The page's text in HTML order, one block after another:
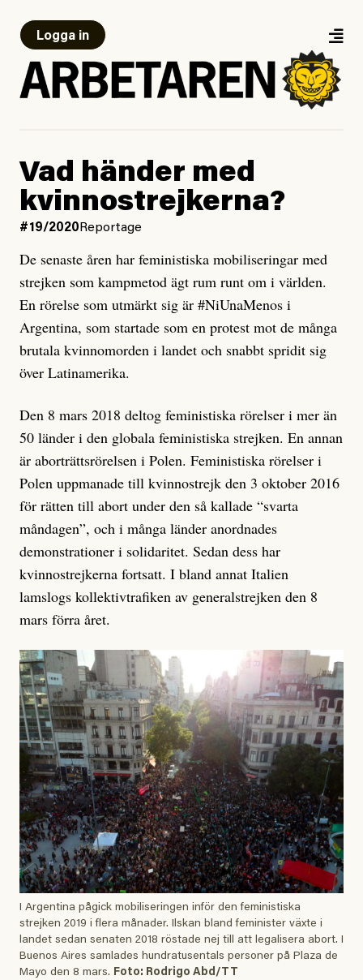
Logga in
Vad händer med
kvinnostrejkerna?
#19/2020Reportage
De senaste åren har feministiska mobiliseringar med
strejken som kampmetod ägt rum runt om i världen.
En rörelse som utmärkt sig är #NiUnaMenos i
Argentina, som startade som en protest mot de många
brutala kvinnomorden i landet och snabbt spridit sig
över Latinamerika.
Den 8 mars 2018 deltog feministiska rörelser i mer än
50 länder i den globala feministiska strejken. En annan
är aborträttsrörelsen i Polen. Feministiska rörelser i
Polen uppmanade till kvinnostrejk den 3 oktober 2016
för rätten till abort under den så kallade “svarta
måndagen”, och i många länder anordnades
demonstrationer i solidaritet. Sedan dess har
kvinnostrejkerna fortsatt. I bland annat Italien
lamslogs kollektivtrafiken av generalstrejken den 8
mars förra året.
I Argentina pågick mobiliseringen inför den feministiska
strejken 2019 i flera månader. Ilskan bland feminister växte i
landet sedan senaten 2018 röstade nej till att legalisera abort. I
Buenos Aires samlades hundratusentals personer på Plaza de
Mayo den 8 mars. Foto: Rodrigo Abd/TT